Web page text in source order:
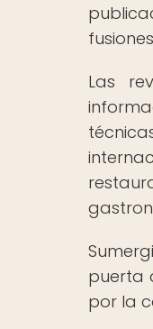
Las
puerta
por la